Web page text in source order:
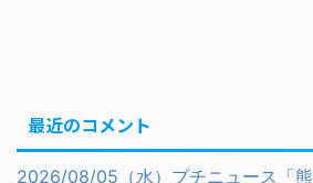
最近のコメント
2026/08/05（水）プチニュース「